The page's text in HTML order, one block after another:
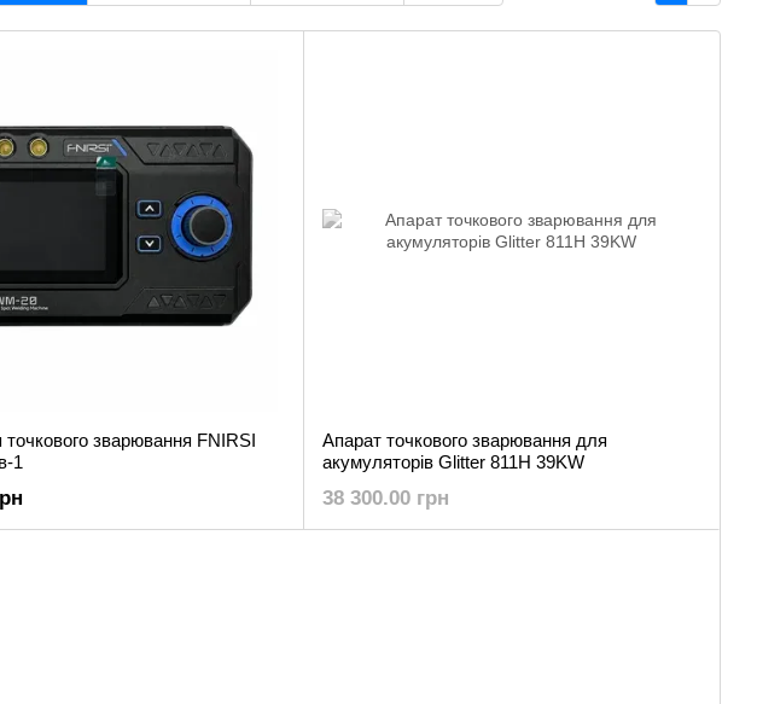
зварювання FNIRSI
1
Апарат точкового зварювання для
акумуляторів Glitter 811H 39KW
38 300.00 грн